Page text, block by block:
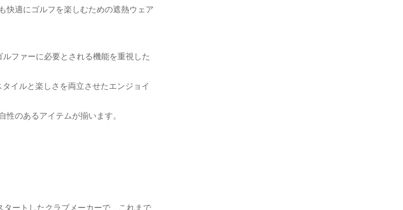
快適にゴルフを楽しむための遮熱ウェア
ファーに必要とされる機能を重視した
イルと楽しさを両立させたエンジョイ
のあるアイテムが揃います。
ートしたクラブメーカーで、これまで